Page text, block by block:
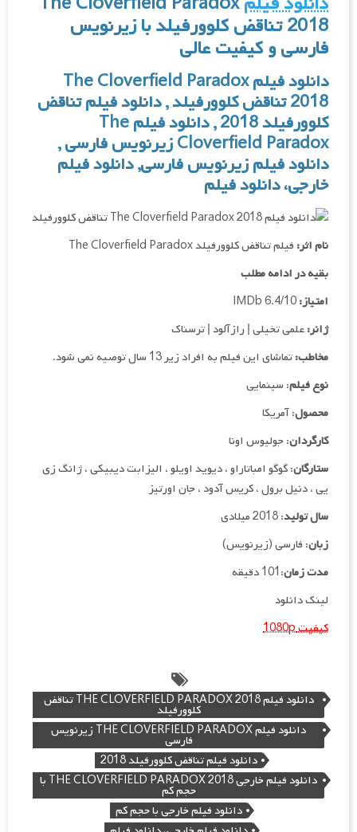
2018 تناقض کلوورفیلد با زیرنویس
فارسی و کیفیت عالی
دانلود فیلم The Cloverfield Paradox
2018 تناقض کلوورفیلد , دانلود فیلم تناقض
کلوورفیلد 2018 , دانلود فیلم The
Cloverfield Paradox زیرنویس فارسی ,
دانلود فیلم زیرنویس فارسی,دانلود فیلم
خارجی، دانلود فیلم
نام اثر: فیلم تناقض کلوورفیلد The Cloverfield Paradox
بقیه در ادامه مطلب
امتیاز:
ژانر:علمی تخیلی | رازآلود | ترسناک
مخاطب:تماشای این فیلم به افراد زیر 13 سال توصیه نمی شود.
نوع فیلم: سینمایی
محصول: آمریکا
کارگردان: جولیوس اونا
ستارگان: گوگو امباتاراو ، دیوید اویلو ، الیزابت دیبیکی ، ژانگ زی
یی ، دنیل برول ، کریس آدود ، جان اورتیز
سال تولید: 2018 میلادی
زبان: فارسی (زیرنویس)
مدت زمان:101 دقیقه
لینک دانلود
کیفیت 1080p
دانلود فیلم THE CLOVERFIELD PARADOX 2018 تناقض
کلوورفیلد
دانلود فیلم THE CLOVERFIELD PARADOX زیرنویس
فارسی
دانلود فیلم تناقض کلوورفیلد 2018
دانلود فیلم خارجی THE CLOVERFIELD PARADOX 2018 با
حجم کم
دانلود فیلم خارجی با حجم کم